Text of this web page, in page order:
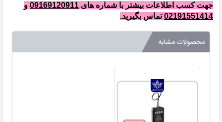
جهت کسب اطلاعات بیشتر با شماره های 09169120911 و
02191551414تماس بگیرید.
محصولات مشابه